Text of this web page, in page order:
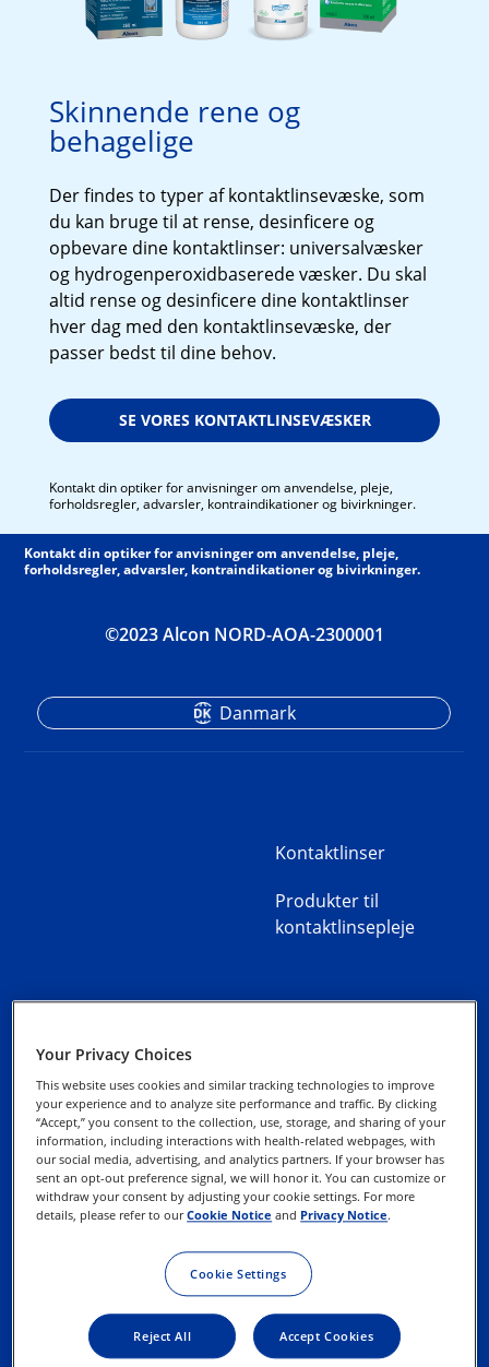
Skinnende rene og
behagelige
Der findes to typer af kontaktlinsevæske, som
du kan bruge til at rense, desinficere og
opbevare dine kontaktlinser: universalvæsker
og hydrogenperoxidbaserede væsker. Du skal
altid rense og desinficere dine kontaktlinser
hver dag med den kontaktlinsevæske, der
passer bedst til dine behov.
SE VORES KONTAKTLINSEVÆSKER
Kontakt din optiker for anvisninger om anvendelse, pleje,
forholdsregler, advarsler, kontraindikationer og bivirkninger.
Kontakt din optiker for anvisninger om anvendelse, pleje,
forholdsregler, advarsler, kontraindikationer og bivirkninger.
©2023 Alcon NORD-AOA-2300001
Kontaktlinser
Produkter til
kontaktlinsepleje
Alcon Experience
Academy
Kontakt os
Danmark
Cookiepolitik
Udøv dine rettigheder
Betingelser for Brug
Your Privacy Choices
This website uses cookies and similar tracking technologies to improve
your experience and to analyze site performance and traffic. By clicking
“Accept,” you consent to the collection, use, storage, and sharing of your
information, including interactions with health-related webpages, with
our social media, advertising, and analytics partners. If your browser has
sent an opt-out preference signal, we will honor it. You can customize or
withdraw your consent by adjusting your cookie settings. For more
details, please refer to ourCookie Notice and Privacy Notice.
Cookie Settings
Reject All Accept Cookies